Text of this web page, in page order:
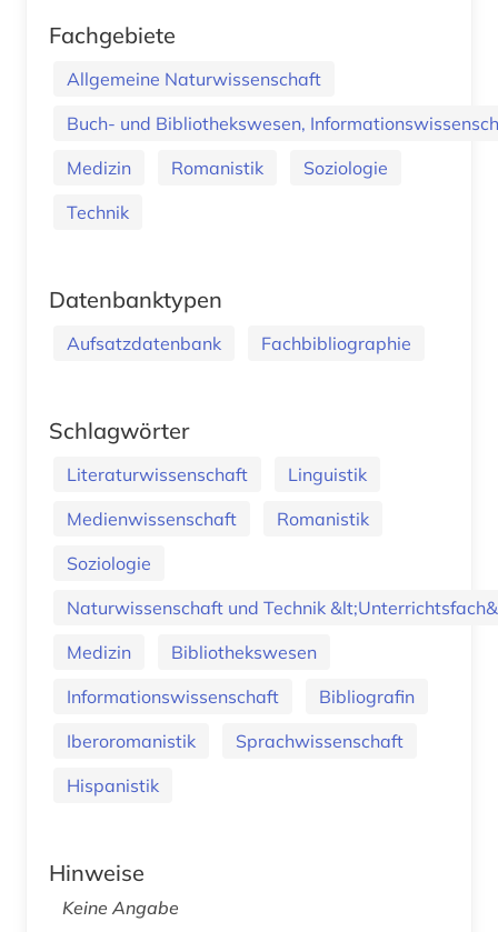
Fachgebiete
Allgemeine Naturwissenschaft
Buch- und Bibliothekswesen,
Medizin
Romanistik
Soziologie
Technik
Datenbanktypen
Aufsatzdatenbank Fachbibliographie
Schlagwörter
Literaturwissenschaft
Linguistik
Medienwissenschaft
Romanistik
Soziologie
Naturwissenschaft und Technik
Medizin
Bibliothekswesen
Informationswissenschaft
Bibliografin
Iberoromanistik
Sprachwissenschaft
Hispanistik
Hinweise
Keine Angabe